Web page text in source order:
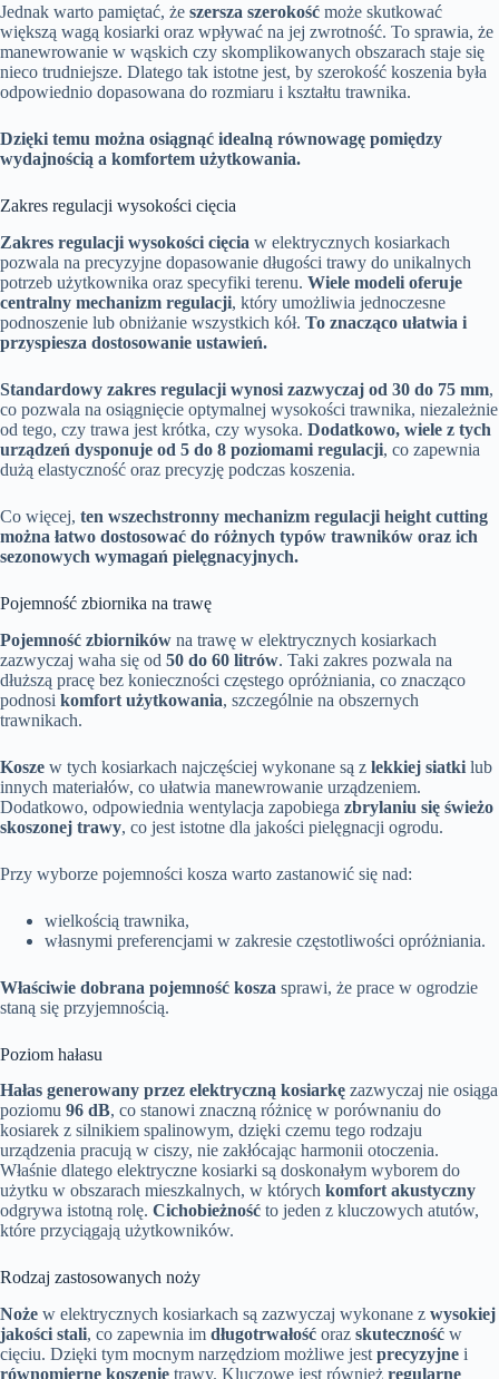
Jednak warto pamiętać, że szersza szerokość może skutkować
większą wagą kosiarki oraz wpływać na jej zwrotność. To sprawia, że
manewrowanie w wąskich czy skomplikowanych obszarach staje się
nieco trudniejsze. Dlatego tak istotne jest, by szerokość koszenia była
odpowiednio dopasowana do rozmiaru i kształtu trawnika.
Dzięki temu można osiągnąć idealną równowagę pomiędzy
wydajnością a komfortem użytkowania.
Zakres regulacji wysokości cięcia
Zakres regulacji wysokości cięcia w elektrycznych kosiarkach
pozwala na precyzyjne dopasowanie długości trawy do unikalnych
potrzeb użytkownika oraz specyfiki terenu. Wiele modeli oferuje
centralny mechanizm regulacji, który umożliwia jednoczesne
podnoszenie lub obniżanie wszystkich kół. To znacząco ułatwia i
przyspiesza dostosowanie ustawień.
Standardowy zakres regulacji wynosi zazwyczaj od 30 do 75 mm,
co pozwala na osiągnięcie optymalnej wysokości trawnika, niezależnie
od tego, czy trawa jest krótka, czy wysoka. Dodatkowo, wiele z tych
urządzeń dysponuje od 5 do 8 poziomami regulacji, co zapewnia
dużą elastyczność oraz precyzję podczas koszenia.
Co więcej, ten wszechstronny mechanizm regulacji height cutting
można łatwo dostosować do różnych typów trawników oraz ich
sezonowych wymagań pielęgnacyjnych.
Pojemność zbiornika na trawę
Pojemność zbiorników na trawę w elektrycznych kosiarkach
zazwyczaj waha się od 50 do 60 litrów. Taki zakres pozwala na
dłuższą pracę bez konieczności częstego opróżniania, co znacząco
podnosi komfort użytkowania, szczególnie na obszernych
trawnikach.
Kosze w tych kosiarkach najczęściej wykonane są z lekkiej siatki lub
innych materiałów, co ułatwia manewrowanie urządzeniem.
Dodatkowo, odpowiednia wentylacja zapobiega zbrylaniu się świeżo
skoszonej trawy, co jest istotne dla jakości pielęgnacji ogrodu.
Przy wyborze pojemności kosza warto zastanowić się nad:
wielkością trawnika,
własnymi preferencjami w zakresie częstotliwości opróżniania.
Właściwie dobrana pojemność kosza sprawi, że prace w ogrodzie
staną się przyjemnością.
Poziom hałasu
Hałas generowany przez elektryczną kosiarkę zazwyczaj nie osiąga
poziomu 96 dB, co stanowi znaczną różnicę w porównaniu do
kosiarek z silnikiem spalinowym, dzięki czemu tego rodzaju
urządzenia pracują w ciszy, nie zakłócając harmonii otoczenia.
Właśnie dlatego elektryczne kosiarki są doskonałym wyborem do
użytku w obszarach mieszkalnych, w których komfort akustyczny
odgrywa istotną rolę. Cichobieżność to jeden z kluczowych atutów,
które przyciągają użytkowników.
Rodzaj zastosowanych noży
Noże w elektrycznych kosiarkach są zazwyczaj wykonane z wysokiej
jakości stali, co zapewnia im długotrwałość oraz skuteczność w
cięciu. Dzięki tym mocnym narzędziom możliwe jest precyzyjne i
równomierne koszenie trawy. Kluczowe jest również regularne